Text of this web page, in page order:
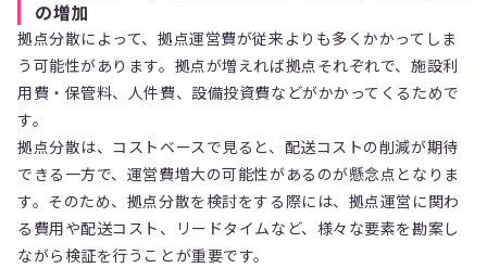
の増加
拠点分散によって、拠点運営費が従来よりも多くかかってしま
う可能性があります。拠点が増えれば拠点それぞれで、施設利
用費・保管料、人件費、設備投資費などがかかってくるためで
す。
拠点分散は、コストベースで見ると、配送コストの削減が期待
できる一方で、運営費増大の可能性があるのが懸念点となりま
す。そのため、拠点分散を検討をする際には、拠点運営に関わ
る費用や配送コスト、リードタイムなど、様々な要素を勘案し
ながら検証を行うことが重要です。